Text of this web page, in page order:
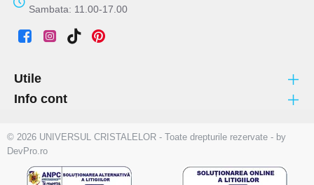
Sambata: 11.00-17.00
Utile
Info cont
© 2026 UNIVERSUL CRISTALELOR - Toate drepturile rezervate - by
DevPro.ro